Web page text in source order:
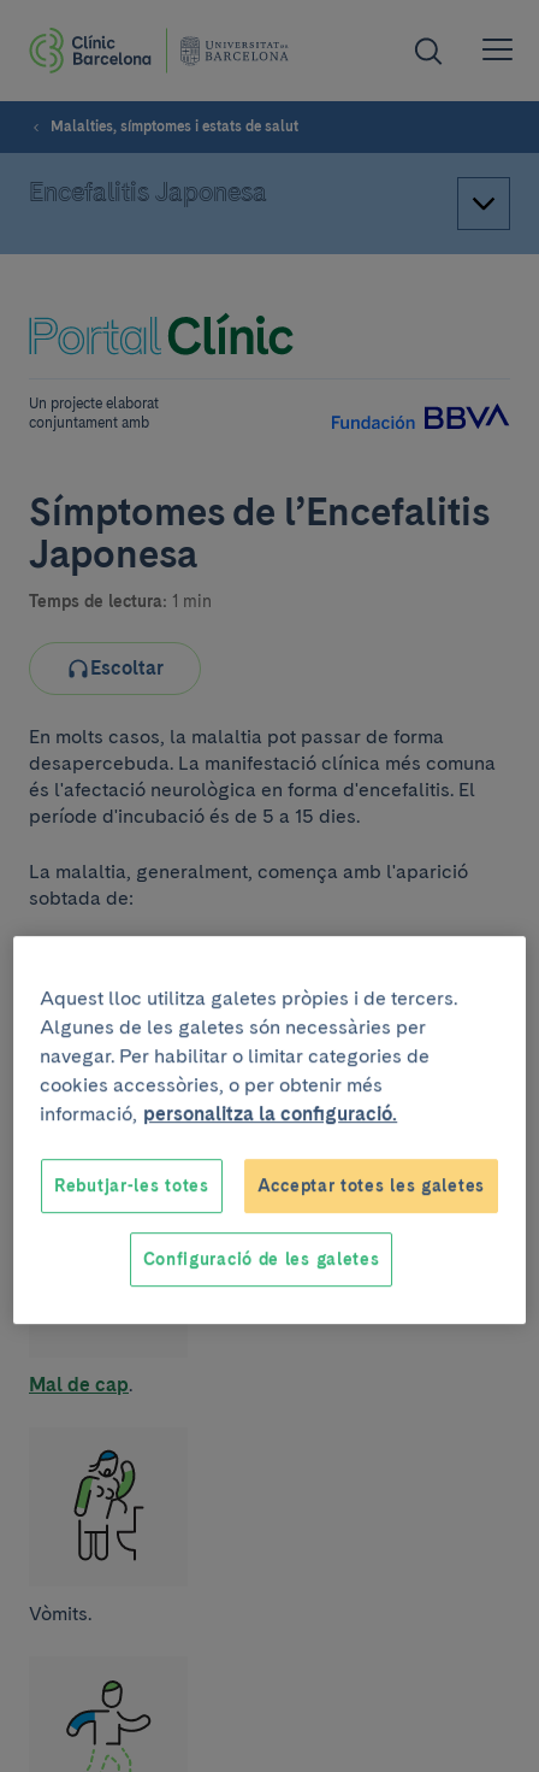
Malalties, símptomes i estats de salut
Encefalitis Japonesa
Un projecte elaborat
conjuntament amb
Símptomes de l’Encefalitis
Japonesa
Temps de lectura: 1 min
Escoltar
En molts casos, la malaltia pot passar de forma
desapercebuda. La manifestació clínica més comuna
és l'afectació neurològica en forma d'encefalitis. El
període d'incubació és de 5 a 15 dies.
La malaltia, generalment, comença amb l'aparició
sobtada de:
Febre.
Mal de cap.
Vòmits.
Aquest lloc utilitza galetes pròpies i de tercers.
Algunes de les galetes són necessàries per
navegar. Per habilitar o limitar categories de
cookies accessòries, o per obtenir més
informació, personalitza la configuració.
Rebutjar-les totes Acceptar totes les galetes
Configuració de les galetes